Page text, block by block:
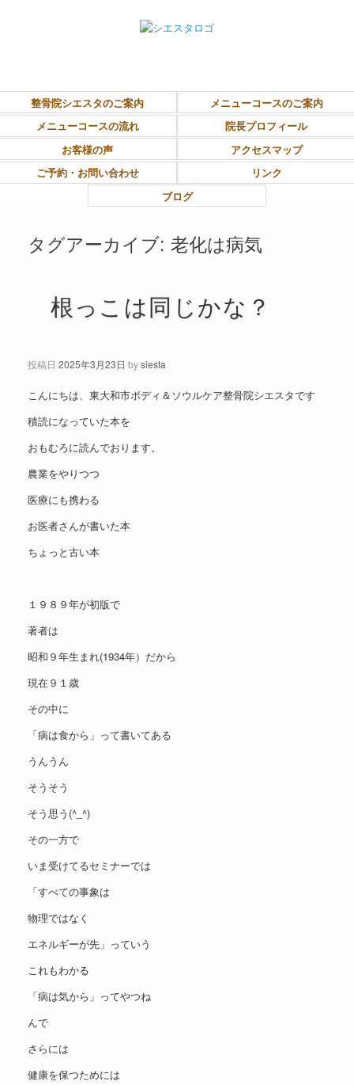
整骨院シエスタのご案内
メニューコースのご案内
メニューコースの流れ
院長プロフィール
お客様の声
アクセスマップ
ご予約・お問い合わせ
リンク
ブログ
タグアーカイブ: 老化は病気
根っこは同じかな？
投稿日 2025年3月23日 bysiesta
こんにちは、東大和市ボディ＆ソウルケア整骨院シエスタです
積読になっていた本を
おもむろに読んでおります。
農業をやりつつ
医療にも携わる
お医者さんが書いた本
ちょっと古い本
１９８９年が初版で
著者は
昭和９年生まれ(1934年）だから
現在９１歳
その中に
「病は食から」って書いてある
うんうん
そうそう
そう思う(^_^)
その一方で
いま受けてるセミナーでは
「すべての事象は
物理ではなく
エネルギーが先」っていう
これもわかる
「病は気から」ってやつね
んで
さらには
健康を保つためには